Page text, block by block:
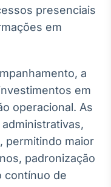
de
presenciais
em
a
em
operacional. As
permitindo maior
padronização
contínuo de